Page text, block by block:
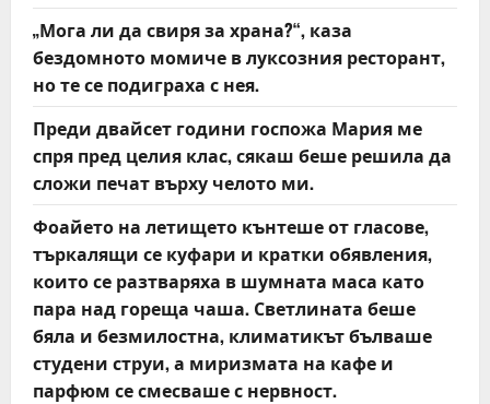
„Мога ли да свиря за храна?“, каза
бездомното момиче в луксозния ресторант,
но те се подиграха с нея.
Преди двайсет години госпожа Мария ме
спря пред целия клас, сякаш беше решила да
сложи печат върху челото ми.
Фоайето на летището кънтеше от гласове,
търкалящи се куфари и кратки обявления,
които се разтваряха в шумната маса като
пара над гореща чаша. Светлината беше
бяла и безмилостна, климатикът бълваше
студени струи, а миризмата на кафе и
парфюм се смесваше с нервност.